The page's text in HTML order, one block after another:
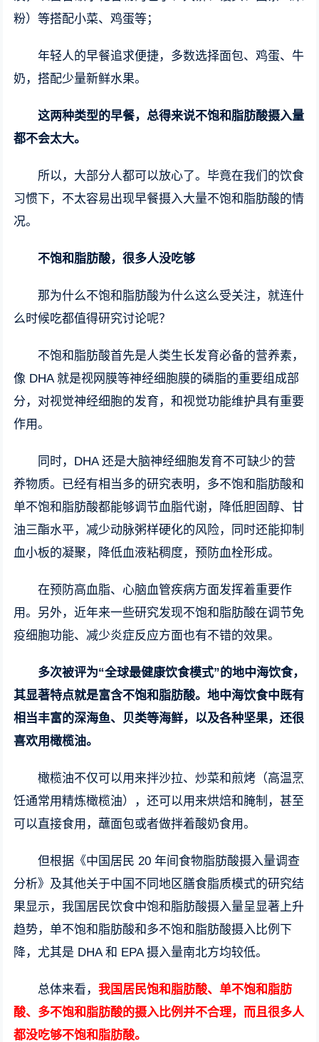
粉）等搭配小菜、鸡蛋等；
年轻人的早餐追求便捷，多数选择面包、鸡蛋、牛
奶，搭配少量新鲜水果。
这两种类型的早餐，总得来说不饱和脂肪酸摄入量
都不会太大。
所以，大部分人都可以放心了。毕竟在我们的饮食
习惯下，不太容易出现早餐摄入大量不饱和脂肪酸的情
况。
不饱和脂肪酸，很多人没吃够
那为什么不饱和脂肪酸为什么这么受关注，就连什
么时候吃都值得研究讨论呢？
不饱和脂肪酸首先是人类生长发育必备的营养素，
像 DHA 就是视网膜等神经细胞膜的磷脂的重要组成部
分，对视觉神经细胞的发育，和视觉功能维护具有重要
作用。
同时，DHA 还是大脑神经细胞发育不可缺少的营
养物质。已经有相当多的研究表明，多不饱和脂肪酸和
单不饱和脂肪酸都能够调节血脂代谢，降低胆固醇、甘
油三酯水平，减少动脉粥样硬化的风险，同时还能抑制
血小板的凝聚，降低血液粘稠度，预防血栓形成。
在预防高血脂、心脑血管疾病方面发挥着重要作
用。另外，近年来一些研究发现不饱和脂肪酸在调节免
疫细胞功能、减少炎症反应方面也有不错的效果。
多次被评为“全球最健康饮食模式”的地中海饮食，
其显著特点就是富含不饱和脂肪酸。地中海饮食中既有
相当丰富的深海鱼、贝类等海鲜，以及各种坚果，还很
喜欢用橄榄油。
橄榄油不仅可以用来拌沙拉、炒菜和煎烤（高温烹
饪通常用精炼橄榄油），还可以用来烘焙和腌制，甚至
可以直接食用，蘸面包或者做拌着酸奶食用。
但根据《中国居民 20 年间食物脂肪酸摄入量调查
分析》及其他关于中国不同地区膳食脂质模式的研究结
果显示，我国居民饮食中饱和脂肪酸摄入量呈显著上升
趋势，单不饱和脂肪酸和多不饱和脂肪酸摄入比例下
降，尤其是 DHA 和 EPA 摄入量南北方均较低。
总体来看，我国居民饱和脂肪酸、单不饱和脂肪
酸、多不饱和脂肪酸的摄入比例并不合理，而且很多人
都没吃够不饱和脂肪酸。